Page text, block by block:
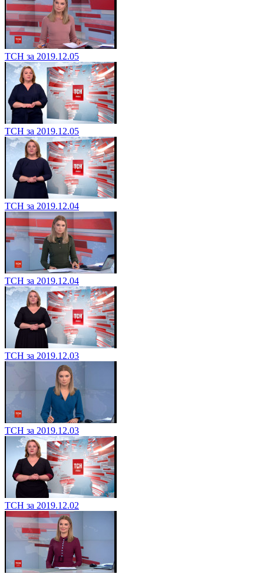
ТСН за 2019.12.05
ТСН за 2019.12.05
ТСН за 2019.12.04
ТСН за 2019.12.04
ТСН за 2019.12.03
ТСН за 2019.12.03
ТСН за 2019.12.02